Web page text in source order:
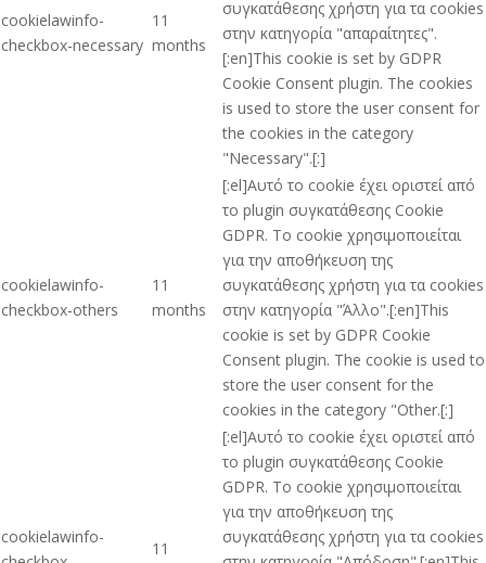
cookielawinfo-
checkbox-necessary
11
months
συγκατάθεσης χρήστη για τα cookies
στην κατηγορία "απαραίτητες".
[:en]This cookie is set by GDPR
Cookie Consent plugin. The cookies
is used to store the user consent for
the cookies in the category
"Necessary".[:]
cookielawinfo-
checkbox-others
11
months
[:el]Αυτό το cookie έχει οριστεί από
το plugin συγκατάθεσης Cookie
GDPR. Το cookie χρησιμοποιείται
για την αποθήκευση της
συγκατάθεσης χρήστη για τα cookies
στην κατηγορία "Άλλο".[:en]This
cookie is set by GDPR Cookie
Consent plugin. The cookie is used to
store the user consent for the
cookies in the category "Other.[:]
cookielawinfo-
11
[:el]Αυτό το cookie έχει οριστεί από
το plugin συγκατάθεσης Cookie
GDPR. Το cookie χρησιμοποιείται
για την αποθήκευση της
συγκατάθεσης χρήστη για τα cookies